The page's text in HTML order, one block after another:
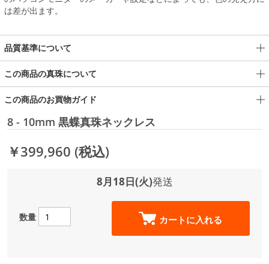
は差が出ます。
品質基準について
この商品の真珠について
この商品のお買物ガイド
8 - 10mm 黒蝶真珠ネックレス
￥399,960 (税込)
8月18日(火)発送
数量 カートに入れる